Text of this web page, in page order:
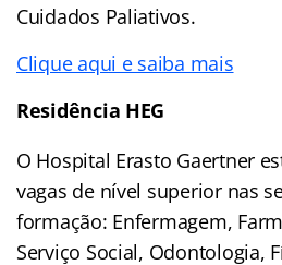
Cuidados Paliativos.
Clique aqui e saiba mais
Residência HEG
O Hospital Erasto Gaertner
vagas de nível superior nas
formação: Enfermagem,
Serviço Social, Odontologia,